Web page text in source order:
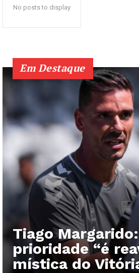
No posts to display
Em Destaque
Tiago
prioridade “é
mística do